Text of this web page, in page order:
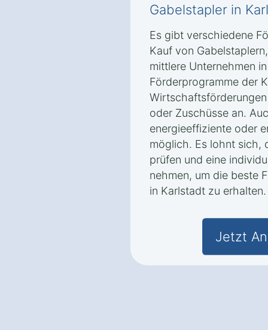
Gabelstapler in
Es gibt verschiedene
Kauf von
mittlere Unternehmen
Förderprogramme der
oder Zuschüsse an.
energieeffiziente oder
möglich. Es lohnt sich,
prüfen und eine
nehmen, um die beste
in Karlstadt zu erhalten.
Jetzt